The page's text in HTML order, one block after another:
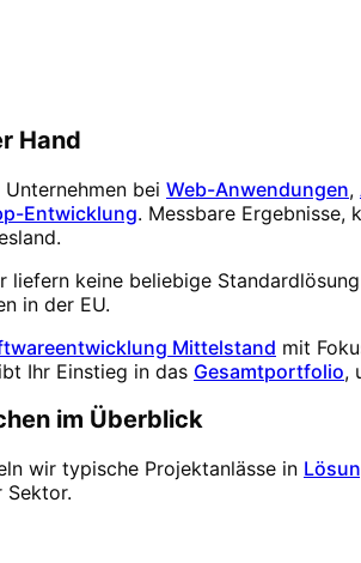
Hand
bei Web-Anwendungen,
Entwicklung. Messbare Ergebnisse,
liefern keine beliebige
in der EU.
Mittelstand mit
Ihr Einstieg in das Gesamtportfolio,
im Überblick
wir typische Projektanlässe in
Sektor.